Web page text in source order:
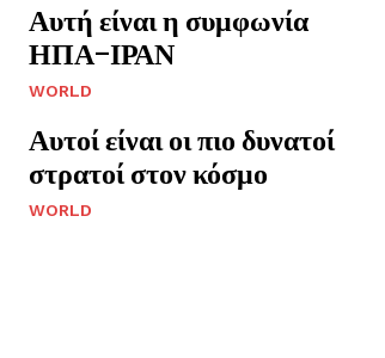
Αυτή είναι η συμφωνία
ΗΠΑ–ΙΡΑΝ
WORLD
Αυτοί είναι οι πιο δυνατοί
στρατοί στον κόσμο
WORLD